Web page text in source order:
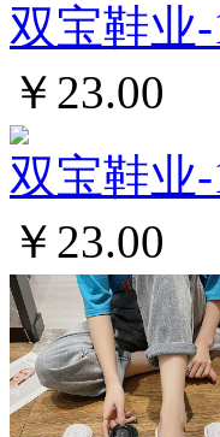
双宝鞋业-
￥23.00
双宝鞋业-
￥23.00